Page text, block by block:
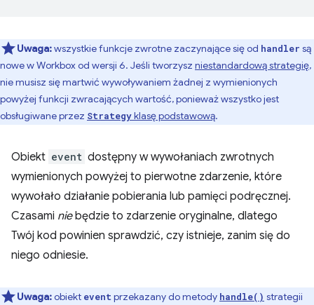
Uwaga:wszystkie funkcje zwrotne zaczynające się od handler są
nowe w Workbox od wersji 6. Jeśli tworzysz niestandardową strategię,
nie musisz się martwić wywoływaniem żadnej z wymienionych
powyżej funkcji zwracających wartość, ponieważ wszystko jest
obsługiwane przez Strategyklasę podstawową.
Obiekt event dostępny w wywołaniach zwrotnych
wymienionych powyżej to pierwotne zdarzenie, które
wywołało działanie pobierania lub pamięci podręcznej.
Czasami niebędzie to zdarzenie oryginalne, dlatego
Twój kod powinien sprawdzić, czy istnieje, zanim się do
niego odniesie.
Uwaga:obiekt event przekazany do metody handle() strategii